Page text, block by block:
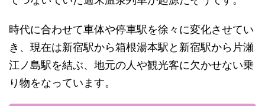
時代に合わせて車体や停車駅を徐々に変化させてい
き、現在は新宿駅から箱根湯本駅と新宿駅から片瀬
江ノ島駅を結ぶ、地元の人や観光客に欠かせない乗
り物をなっています。